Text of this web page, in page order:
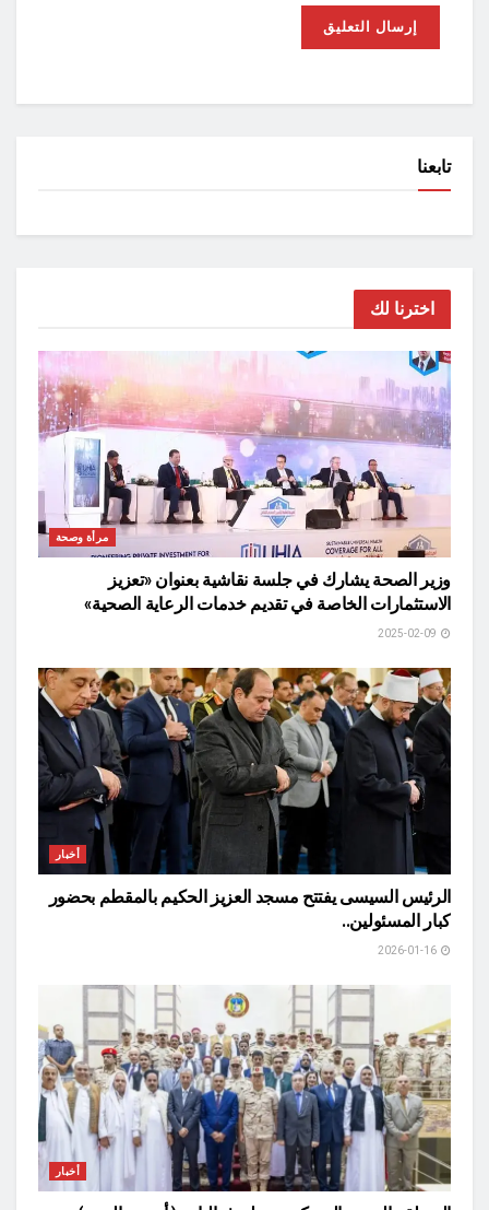
تابعنا
اخترنا لك
مرأة وصحة
وزير الصحة يشارك في جلسة نقاشية بعنوان «تعزيز
الاستثمارات الخاصة في تقديم خدمات الرعاية الصحية»
أخبار
الرئيس السيسى يفتتح مسجد العزيز الحكيم بالمقطم بحضور
كبار المسئولين..
أخبار